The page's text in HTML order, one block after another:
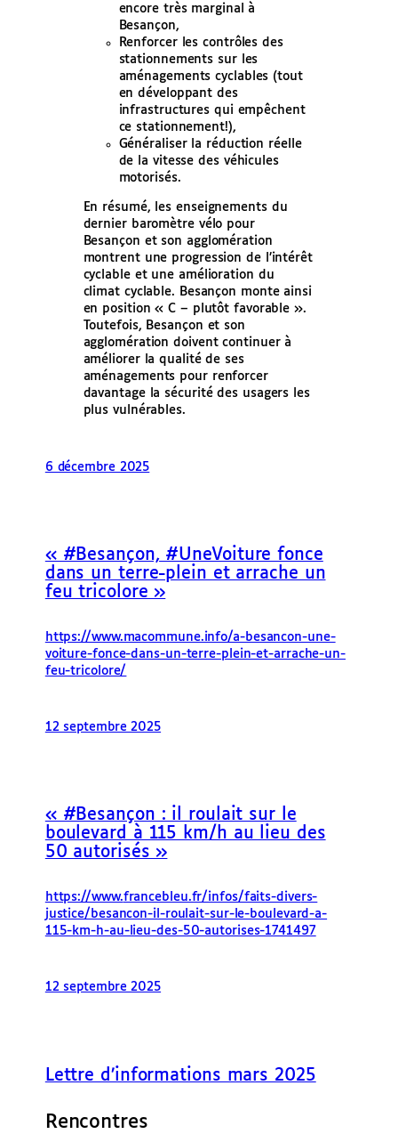
encore très marginal à
Besançon,
Renforcer les contrôles des
stationnements sur les
aménagements cyclables (tout
en développant des
infrastructures qui empêchent
ce stationnement!),
Généraliser la réduction réelle
de la vitesse des véhicules
motorisés.
En résumé, les enseignements du
dernier baromètre vélo pour
Besançon et son agglomération
montrent une progression de l’intérêt
cyclable et une amélioration du
climat cyclable. Besançon monte ainsi
en position « C – plutôt favorable ».
Toutefois, Besançon et son
agglomération doivent continuer à
améliorer la qualité de ses
aménagements pour renforcer
davantage la sécurité des usagers les
plus vulnérables.
6 décembre 2025
« #Besançon, #UneVoiture fonce
dans un terre-plein et arrache un
feu tricolore »
https://www.macommune.info/a-besancon-une-
voiture-fonce-dans-un-terre-plein-et-arrache-un-
feu-tricolore/
12 septembre 2025
« #Besançon : il roulait sur le
boulevard à 115 km/h au lieu des
50 autorisés »
https://www.francebleu.fr/infos/faits-divers-
justice/besancon-il-roulait-sur-le-boulevard-a-
115-km-h-au-lieu-des-50-autorises-1741497
12 septembre 2025
Lettre d’informations mars 2025
Rencontres